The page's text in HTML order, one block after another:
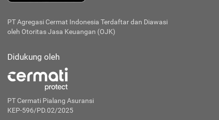
PT Agregasi Cermat Indonesia Terdaftar dan Diawasi
oleh Otoritas Jasa Keuangan (OJK)
Didukung oleh
PT Cermati Pialang Asuransi
KEP-596/PD.02/2025